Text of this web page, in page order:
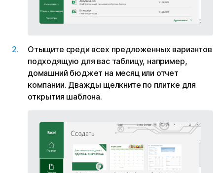
Отыщите среди всех предложенных вариантов
подходящую для вас таблицу, например,
домашний бюджет на месяц или отчет
компании. Дважды щелкните по плитке для
открытия шаблона.